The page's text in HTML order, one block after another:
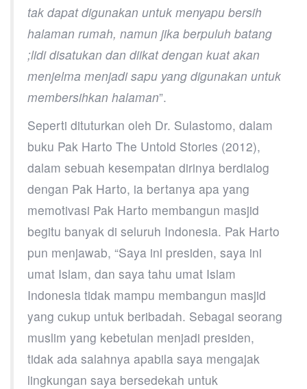
tak dapat digunakan untuk menyapu bersih
halaman rumah, namun jika berpuluh batang
;lidi disatukan dan diikat dengan kuat akan
menjelma menjadi sapu yang digunakan untuk
membersihkan halaman”.
Seperti dituturkan oleh Dr. Sulastomo, dalam
buku Pak Harto The Untold Stories (2012),
dalam sebuah kesempatan dirinya berdialog
dengan Pak Harto, ia bertanya apa yang
memotivasi Pak Harto membangun masjid
begitu banyak di seluruh Indonesia. Pak Harto
pun menjawab, “Saya ini presiden, saya ini
umat Islam, dan saya tahu umat Islam
Indonesia tidak mampu membangun masjid
yang cukup untuk beribadah. Sebagai seorang
muslim yang kebetulan menjadi presiden,
tidak ada salahnya apabila saya mengajak
lingkungan saya bersedekah untuk